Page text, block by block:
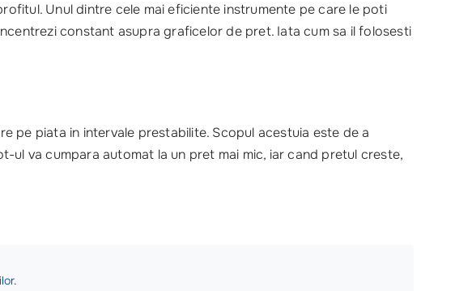
Unul dintre cele mai eficiente instrumente pe care le poti
constant asupra graficelor de pret. Iata cum sa il folosesti
pe piata in intervale prestabilite. Scopul acestuia este de a
va cumpara automat la un pret mai mic, iar cand pretul creste,
.